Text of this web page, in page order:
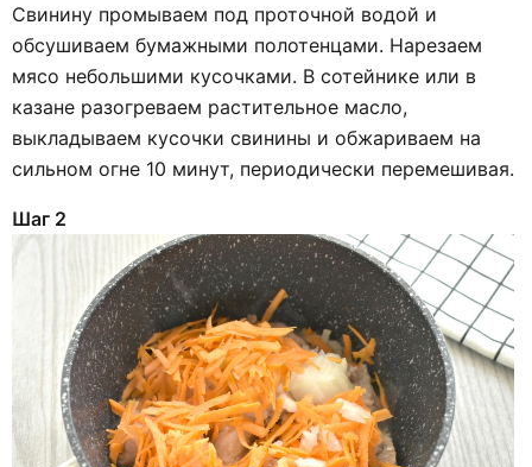
Свинину промываем под проточной водой и
обсушиваем бумажными полотенцами. Нарезаем
мясо небольшими кусочками. В сотейнике или в
казане разогреваем растительное масло,
выкладываем кусочки свинины и обжариваем на
сильном огне 10 минут, периодически перемешивая.
Шаг 2